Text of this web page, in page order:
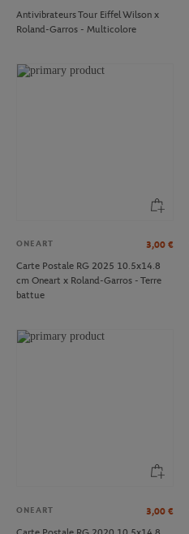
Antivibrateurs Tour Eiffel Wilson x
Roland-Garros - Multicolore
ONEART 3,00 €
Carte Postale RG 2025 10.5x14.8
cm Oneart x Roland-Garros - Terre
battue
ONEART 3,00 €